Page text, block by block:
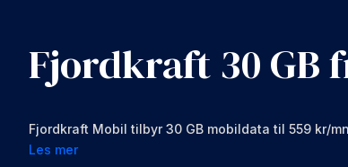
Fjordkraft 30 GB
Fjordkraft Mobil tilbyr 30 GB mobildata til 559 kr/
Les mer